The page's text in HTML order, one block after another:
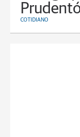
COTIDIANO